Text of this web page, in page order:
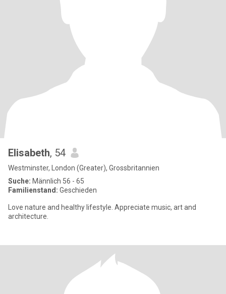
Elisabeth, 54
Westminster, London (Greater), Grossbritannien
Suche: Männlich 56 - 65
Familienstand: Geschieden
Love nature and healthy lifestyle. Appreciate music, art and
architecture.